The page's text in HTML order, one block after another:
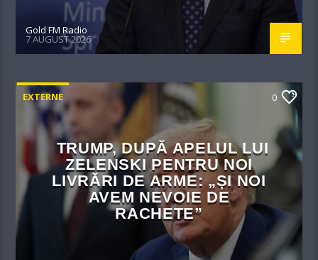
Gold FM Radio
7 AUGUST 2026
EXTERNE 0
TRUMP, DUPĂ APELUL LUI
ZELENSKI PENTRU NOI
LIVRĂRI DE ARME: „ȘI NOI
AVEM NEVOIE DE
RACHETE”